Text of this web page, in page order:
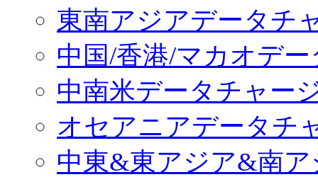
東南アジアデータチ
中国/香港/マカオデ
中南米データチャー
オセアニアデータチ
中東&東アジア&南